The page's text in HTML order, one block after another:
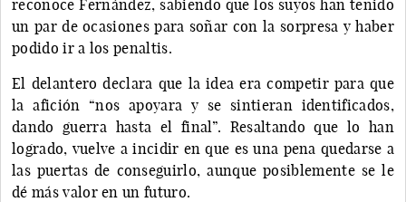
reconoce Fernández, sabiendo que los suyos han tenido
un par de ocasiones para soñar con la sorpresa y haber
podido ir a los penaltis.
El delantero declara que la idea era competir para que
la afición “nos apoyara y se sintieran identificados,
dando guerra hasta el final”. Resaltando que lo han
logrado, vuelve a incidir en que es una pena quedarse a
las puertas de conseguirlo, aunque posiblemente se le
dé más valor en un futuro.